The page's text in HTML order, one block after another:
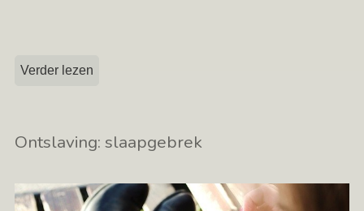
Verder lezen
Ontslaving: slaapgebrek